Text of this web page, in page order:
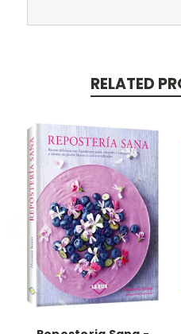
RELATED